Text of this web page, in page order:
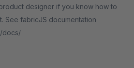
designer if you know how to
See fabricJS documentation
docs/